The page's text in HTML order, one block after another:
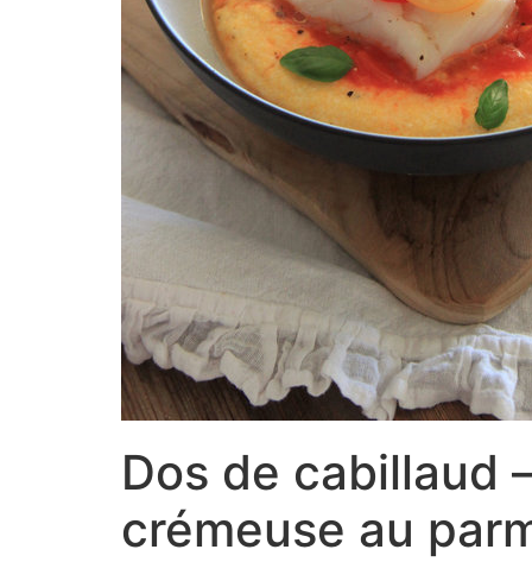
Dos de cabillaud
crémeuse au